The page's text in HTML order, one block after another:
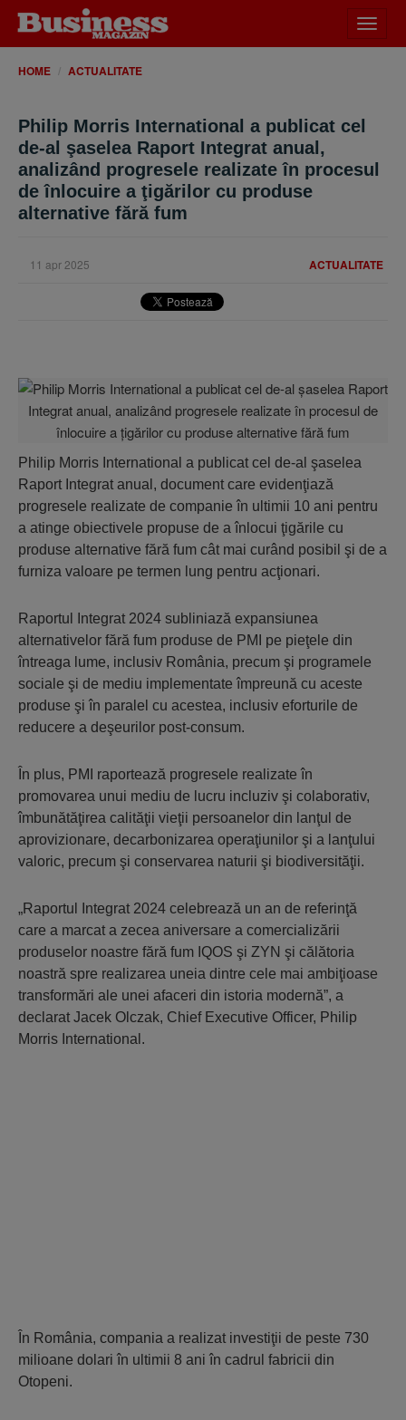
meniu
HOME ACTUALITATE
Philip Morris International a publicat cel
de-al şaselea Raport Integrat anual,
analizând progresele realizate în procesul
de înlocuire a ţigărilor cu produse
alternative fără fum
ACTUALITATE
11 apr 2025
Philip Morris International a publicat cel de-al şaselea
Raport Integrat anual, document care evidenţiază
progresele realizate de companie în ultimii 10 ani pentru
a atinge obiectivele propuse de a înlocui ţigările cu
produse alternative fără fum cât mai curând posibil şi de a
furniza valoare pe termen lung pentru acţionari.
Raportul Integrat 2024 subliniază expansiunea
alternativelor fără fum produse de PMI pe pieţele din
întreaga lume, inclusiv România, precum şi programele
sociale şi de mediu implementate împreună cu aceste
produse şi în paralel cu acestea, inclusiv eforturile de
reducere a deşeurilor post-consum.
În plus, PMI raportează progresele realizate în
promovarea unui mediu de lucru incluziv şi colaborativ,
îmbunătăţirea calităţii vieţii persoanelor din lanţul de
aprovizionare, decarbonizarea operaţiunilor şi a lanţului
valoric, precum şi conservarea naturii şi biodiversităţii.
„Raportul Integrat 2024 celebrează un an de referinţă
care a marcat a zecea aniversare a comercializării
produselor noastre fără fum IQOS şi ZYN şi călătoria
noastră spre realizarea uneia dintre cele mai ambiţioase
transformări ale unei afaceri din istoria modernă”, a
declarat Jacek Olczak, Chief Executive Officer, Philip
Morris International.
În România, compania a realizat investiţii de peste 730
milioane dolari în ultimii 8 ani în cadrul fabricii din
Otopeni.